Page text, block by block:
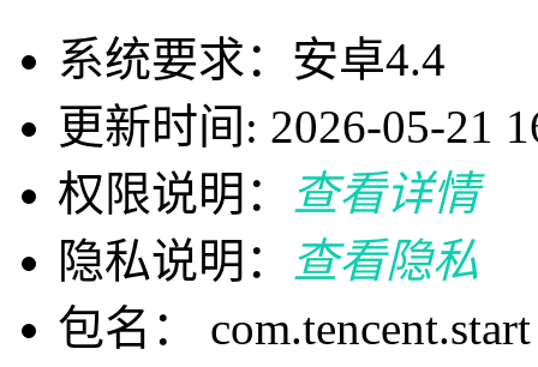
系统要求：安卓4.4
更新时间: 2026-05-21
权限说明：
查看详情
隐私说明：
查看隐私
包名： com.tencent.start